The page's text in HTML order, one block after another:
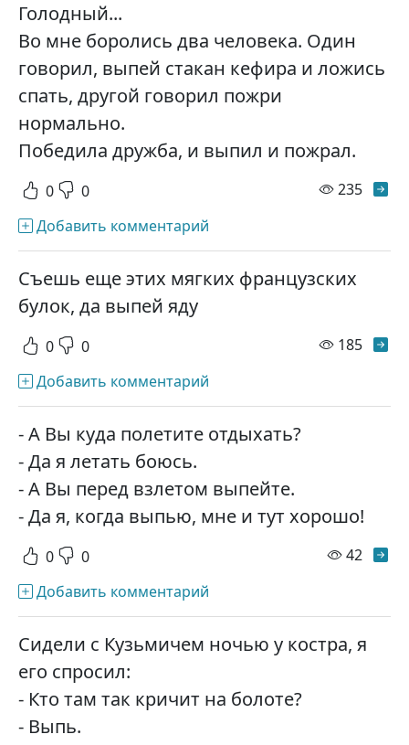
Голодный...
Во мне боролись два человека. Один
говорил, выпей стакан кефира и ложись
спать, другой говорил пожри
нормально.
Победила дружба, и выпил и пожрал.
0 0 235
Добавить комментарий
Съешь еще этих мягких французских
булок, да выпей яду
0 0 185
Добавить комментарий
- А Вы куда полетите отдыхать?
- Да я летать боюсь.
- А Вы перед взлетом выпейте.
- Да я, когда выпью, мне и тут хорошо!
0 0 42
Добавить комментарий
Сидели с Кузьмичем ночью у костра, я
его спросил:
- Кто там так кричит на болоте?
- Выпь.